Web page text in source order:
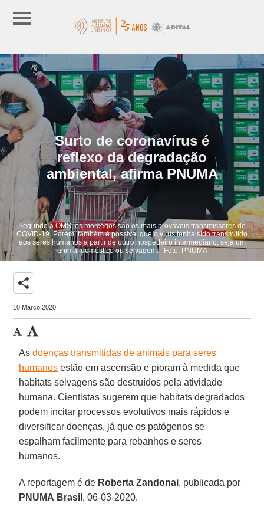
Surto de coronavírus é
reflexo da degradação
ambiental, afirma PNUMA
Segundo a OMS, os morcegos são os mais prováveis transmissores ​​do
COVID-19. Porém, também é possível que o vírus tenha sido transmitido
aos seres humanos a partir de outro hospedeiro intermediário, seja um
animal doméstico ou selvagem. | Foto: PNUMA
share
10 Março 2020
Asdoenças transmitidas de animais para seres
humanos estão em ascensão e pioram à medida que
habitats selvagens são destruídos pela atividade
humana. Cientistas sugerem que habitats degradados
podem incitar processos evolutivos mais rápidos e
diversificar doenças, já que os patógenos se
espalham facilmente para rebanhos e seres
humanos.
A reportagem é de Roberta Zandonai, publicada por
PNUMA Brasil , 06-03-2020.